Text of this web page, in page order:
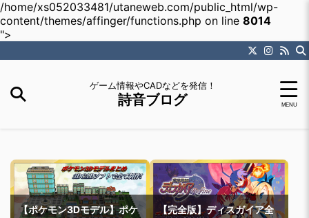
/home/xs052033481/utaneweb.com/public_html/wp-
content/themes/affinger/functions.php on line 8014
">
ゲーム情報やCADなどを発信！
詩音ブログ
【ポケモン3Dモデル】ポケ
【完全版】ディスガイア全